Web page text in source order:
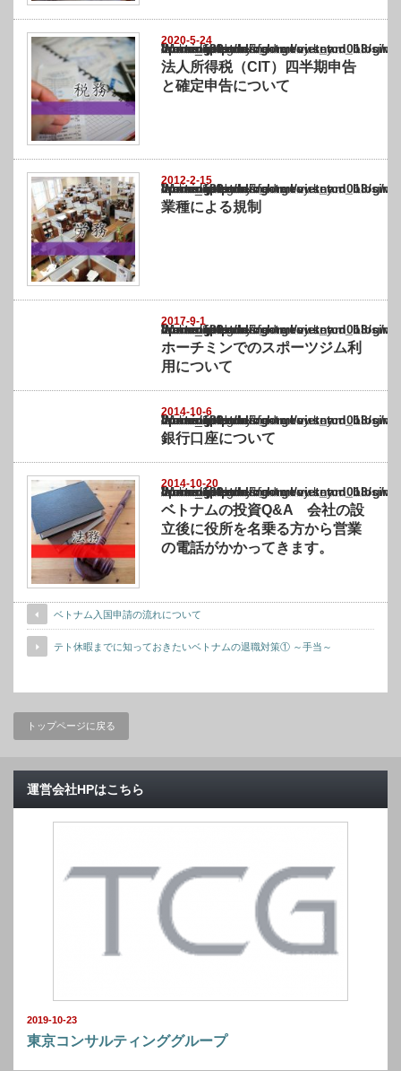
2020-5-24
Warning
: Undefined array key "show_category" in
/home/netst/kuno-cpa.co.jp/public_html/vietnam_blog/wp-content/themes/
on line183
法人所得税（CIT）四半期申告
と確定申告について
2012-2-15
Warning
: Undefined array key "show_category" in
/home/netst/kuno-cpa.co.jp/public_html/vietnam_blog/wp-content/themes/
on line183
業種による規制
2017-9-1
Warning
: Undefined array key "show_category" in
/home/netst/kuno-cpa.co.jp/public_html/vietnam_blog/wp-content/themes/
on line183
ホーチミンでのスポーツジム利
用について
2014-10-6
Warning
: Undefined array key "show_category" in
/home/netst/kuno-cpa.co.jp/public_html/vietnam_blog/wp-content/themes/
on line183
銀行口座について
2014-10-20
Warning
: Undefined array key "show_category" in
/home/netst/kuno-cpa.co.jp/public_html/vietnam_blog/wp-content/themes/
on line183
ベトナムの投資Q&A 会社の設
立後に役所を名乗る方から営業
の電話がかかってきます。
ベトナム入国申請の流れについて
テト休暇までに知っておきたいベトナムの退職対策① ～手当～
トップページに戻る
運営会社HPはこちら
2019-10-23
東京コンサルティンググループ